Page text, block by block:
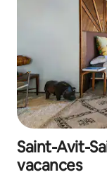
Saint-Avit-
vacances